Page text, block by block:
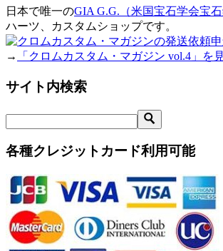
日本で唯一のGIA G.G.（米国宝石学会宝石
ハーツ、カスタムショップです。
→ 「クロムカスタム・マガジン vol.4」を
サイト内検索
各種クレジットカード利用可能